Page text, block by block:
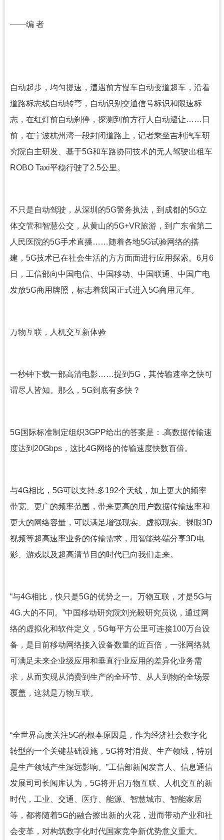
——编 者
自动起步，均匀提速，遭遇前方慢车自动变道超车，沿着
道路标志线自动转弯，自动识别交通信号标识和限速标
志，在红灯前自动刹停，探测到前方行人自动避让……日
前，在宁波杭州湾一段封闭道路上，记者乘坐吉利汽车研
究院自主研发、基于5G和车路协同技术的无人驾驶出租车
ROBO Taxi平稳行驶了2.5公里。
不只是自动驾驶，从深圳的5G警务执法，到成都的5G立
体交管和智慧公交，从黄山的5G+VR旅游，到广东省第二
人民医院的5G手术直播……随着各地5G试验网络的搭
建，5G技术已在社会生活的方方面面进行应用探索。6月6
日，工信部向中国电信、中国移动、中国联通、中国广电
发放5G商用牌照，标志着我国正式进入5G商用元年。
万物互联，人机交互新体验
一秒钟下载一部高清电影……提到5G，其传输速率之快可
谓尽人皆知。那么，5G到底有多快？
5G国际标准制定组织3GPP给出的答案是：.高数据传输速
度达到20Gbps，这比4G网络的传输速度快数百倍。
与4G相比，5G可以支持.多192个天线，加上更大的频率
带宽、更广的频率范围，带来更高的用户数据传输速率和
更大的网络容量，可以满足增强现实、虚拟现实、裸眼3D
视频等超高速率业务的传输需求，用智能终端分享3D电
影、游戏以及超高清节目的时代已向我们走来。
“与4G相比，快只是5G的优势之一。万物互联，才是5G与
4G.大的不同。”中国移动研究院刘光毅研究员说，通过网
络的虚拟化和软件定义，5G每平方公里可连接100万台设
备，是目前移动网络接入设备数量的近百倍，一张网络就
可满足未来企业级应用和垂直行业应用的差异化业务需
求，从而实现从消费到生产的全环节、从人到物的全场景
覆盖，这就是万物互联。
“全世界高度关注5G的根本原因是，作为经济社会数字化
转型的一个关键基础设施，5G将对消费、生产领域，特别
是生产领域产生深远影响。”工信部新闻发言人、信息通信
发展司司长闻库认为，5G将开启万物互联、人机交互的新
时代，工业、交通、医疗、能源、智慧城市、智能家居
等，都将随着5G的融合擦出新的火花，进而带动产业和社
会变革，对构筑数字化时代国家竞争新优势意义重大。